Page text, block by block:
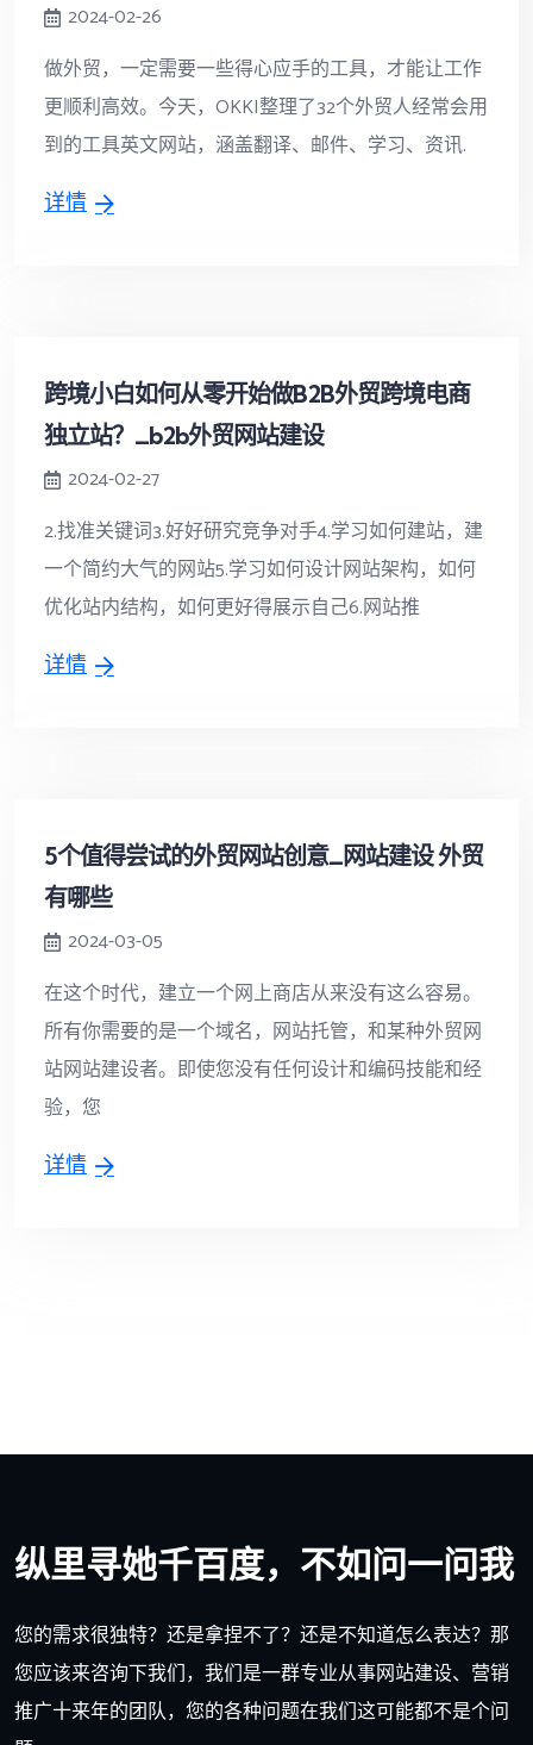
2024-02-26
做外贸，一定需要一些得心应手的工具，才能让工作
更顺利高效。今天，OKKI整理了32个外贸人经常会用
到的工具英文网站，涵盖翻译、邮件、学习、资讯.
详情
跨境小白如何从零开始做B2B外贸跨境电商
独立站？_b2b外贸网站建设
2024-02-27
2.找准关键词3.好好研究竞争对手4.学习如何建站，建
一个简约大气的网站5.学习如何设计网站架构，如何
优化站内结构，如何更好得展示自己6.网站推
详情
5个值得尝试的外贸网站创意_网站建设 外贸
有哪些
2024-03-05
在这个时代，建立一个网上商店从来没有这么容易。
所有你需要的是一个域名，网站托管，和某种外贸网
站网站建设者。即使您没有任何设计和编码技能和经
验，您
详情
纵里寻她千百度，不如问一问我
您的需求很独特？还是拿捏不了？还是不知道怎么表达？那
您应该来咨询下我们，我们是一群专业从事网站建设、营销
推广十来年的团队，您的各种问题在我们这可能都不是个问